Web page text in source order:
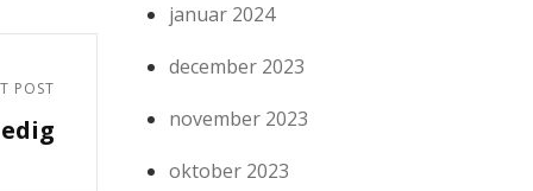
POST
januar 2024
december 2023
november 2023
oktober 2023